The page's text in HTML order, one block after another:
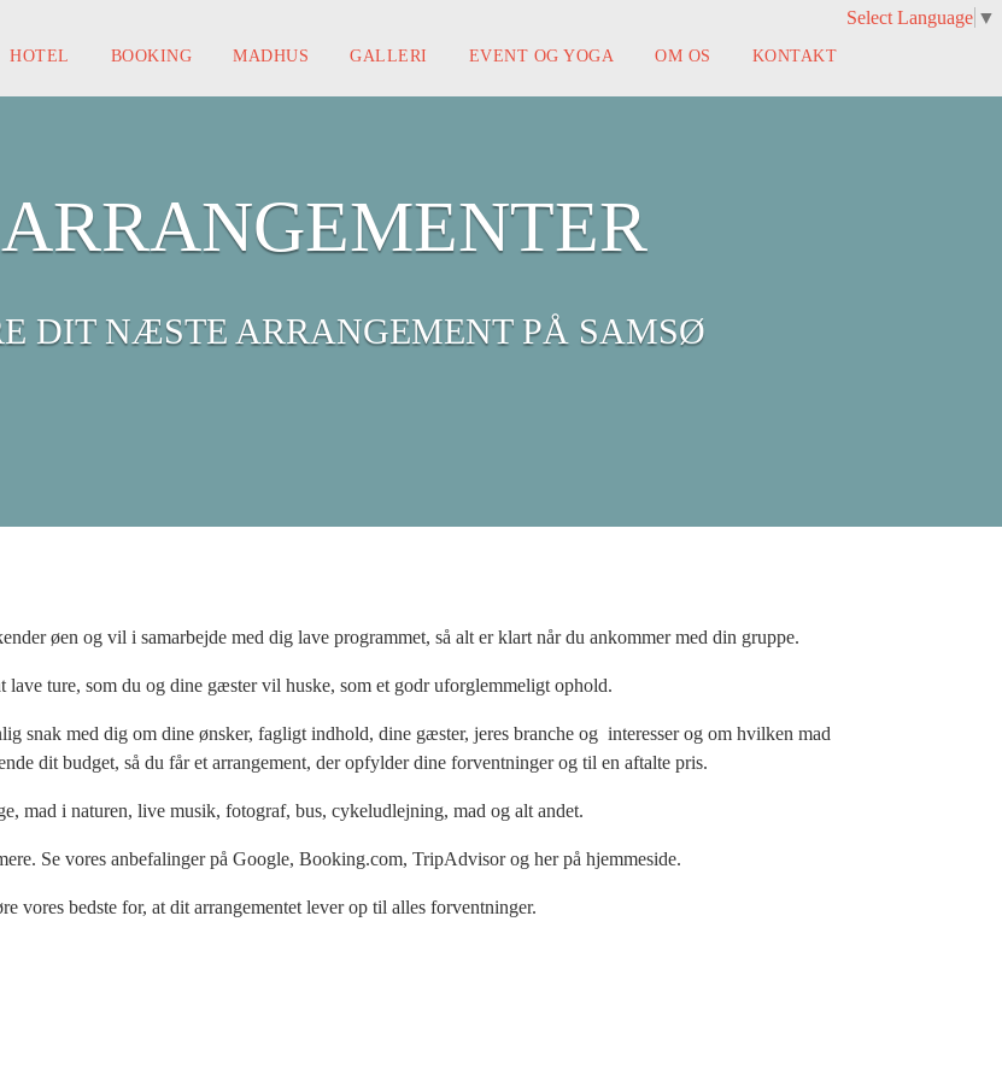
HOTEL BOOKING MADHUS GALLERI EVENT OG YOGA OM OS KONTAKT
Select Language ▼
DIT NÆSTE ARRANGEMENT PÅ SAMSØ
øen og vil i samarbejde med dig lave programmet, så alt er klart når du ankommer med din gruppe.
ture, som du og dine gæster vil huske, som et godr uforglemmeligt ophold.
snak med dig om dine ønsker, fagligt indhold, dine gæster, jeres branche og interesser og om hvilken mad
dit budget, så du får et arrangement, der opfylder dine forventninger og til en aftalte pris.
mad i naturen, live musik, fotograf, bus, cykeludlejning, mad og alt andet.
Se vores anbefalinger på Google, Booking.com, TripAdvisor og her på hjemmeside.
vores bedste for, at dit arrangementet lever op til alles forventninger.